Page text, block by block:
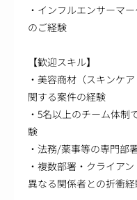
・インフルエンサーマ
のご経験
【歓迎スキル】
・美容商材（スキンケ
関する案件の経験
・5名以上のチーム体
験
・法務/薬事等の専門部
・複数部署・クライア
異なる関係者との折衝